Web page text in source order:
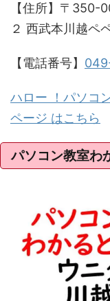
【住所】〒350-
２ 西武本川越ペ
【電話番号】
ハロー ！パソコ
ページ はこちら
パソコン教室わ